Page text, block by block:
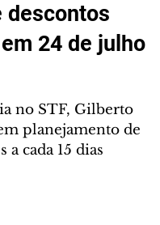
descontos
24 de julho
no STF, Gilberto
planejamento de
a cada 15 dias